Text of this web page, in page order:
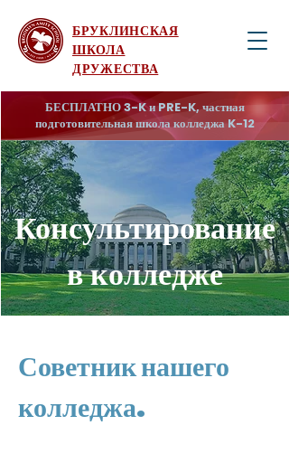
БРУКЛИНСКАЯ
ШКОЛА
ДРУЖЕСТВА
БЕСПЛАТНО 3-K и PRE-K, частная
подготовительная школа колледжа K-12
Консультирование
в колледже
Советник нашего
колледжа.